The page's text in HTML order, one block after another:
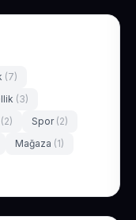
(7)
(3)
(2) Spor (2)
Mağaza (1)